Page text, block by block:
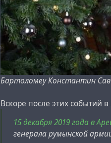
Бартоломеу Константин
Вскоре после этих событий
15 декабря 2019 года в
генерала румынской